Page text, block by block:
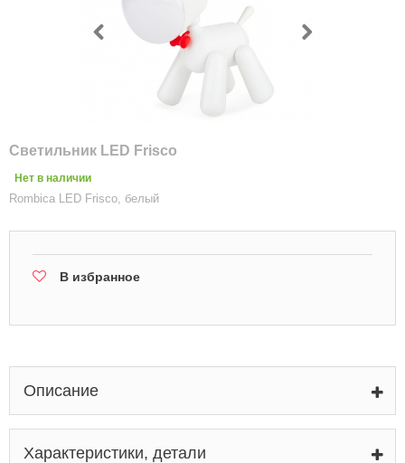
Светильник LED Frisco
Нет в наличии
Rombica LED Frisco, белый
В избранное
Описание
Характеристики, детали